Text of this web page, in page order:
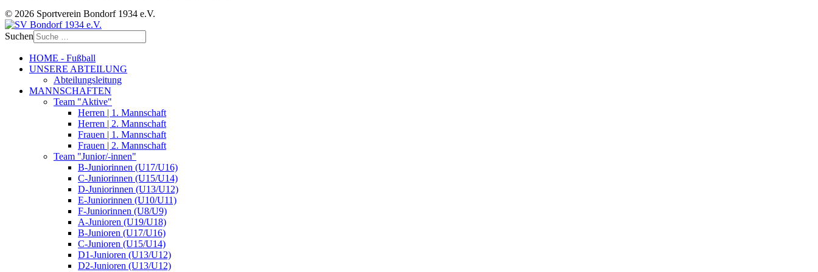
© 2026 Sportverein Bondorf 1934 e.V.
Suchen
HOME - Fußball
UNSERE ABTEILUNG
Abteilungsleitung
MANNSCHAFTEN
Team "Aktive"
Herren | 1. Mannschaft
Herren | 2. Mannschaft
Frauen | 1. Mannschaft
Frauen | 2. Mannschaft
Team "Junior/-innen"
B-Juniorinnen (U17/U16)
C-Juniorinnen (U15/U14)
D-Juniorinnen (U13/U12)
E-Juniorinnen (U10/U11)
F-Juniorinnen (U8/U9)
A-Junioren (U19/U18)
B-Junioren (U17/U16)
C-Junioren (U15/U14)
D1-Junioren (U13/U12)
D2-Junioren (U13/U12)